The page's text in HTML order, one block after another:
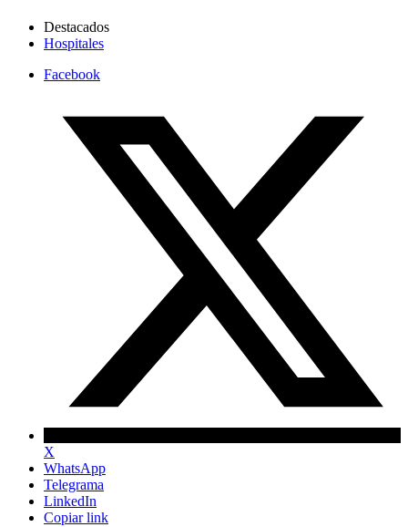
Destacados
Hospitales
Facebook
X
WhatsApp
Telegrama
LinkedIn
Copiar link